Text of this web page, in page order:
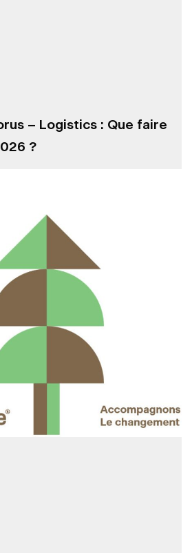
– Logistics : Que faire
?